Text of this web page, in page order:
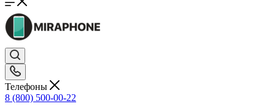
Телефоны
8 (800) 500-00-22